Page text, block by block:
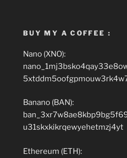
BUY MY A COFFEE :
Nano (XNO):
Banano (BAN):
u31skxkikrqewyehetmzj4yt
Ethereum (ETH):